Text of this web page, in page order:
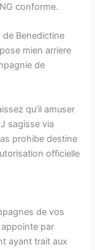
conforme.
Benedictine
mien arriere
de
qu’il amuser
sagisse via
prohibe destine
officielle
de vos
par
ayant trait aux